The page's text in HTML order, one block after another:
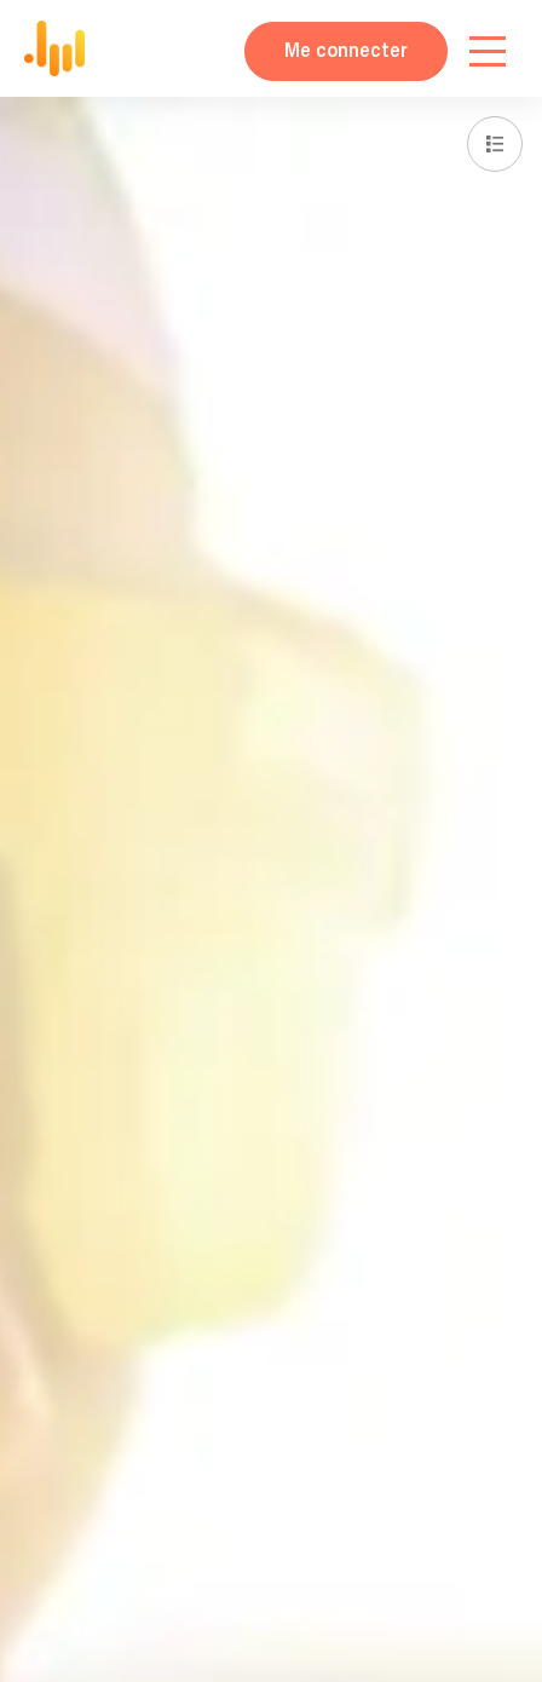
Me connecter